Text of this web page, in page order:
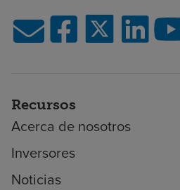
Recursos
Acerca de nosotros
Inversores
Noticias